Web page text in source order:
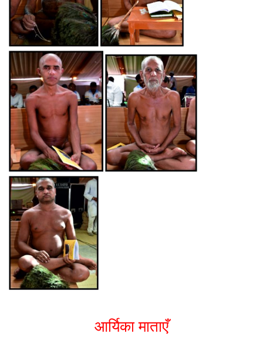
आर्यिका माताएँ